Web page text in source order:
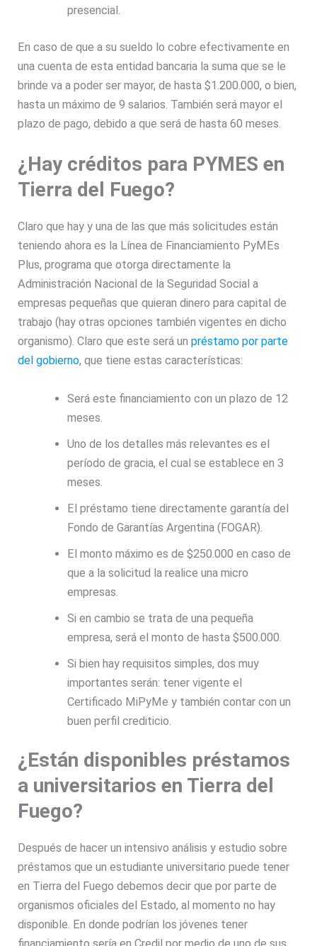
presencial.
En caso de que a su sueldo lo cobre efectivamente en
una cuenta de esta entidad bancaria la suma que se le
brinde va a poder ser mayor, de hasta $1.200.000, o bien,
hasta un máximo de 9 salarios. También será mayor el
plazo de pago, debido a que será de hasta 60 meses.
¿Hay créditos para PYMES en
Tierra del Fuego?
Claro que hay y una de las que más solicitudes están
teniendo ahora es la Línea de Financiamiento PyMEs
Plus, programa que otorga directamente la
Administración Nacional de la Seguridad Social a
empresas pequeñas que quieran dinero para capital de
trabajo (hay otras opciones también vigentes en dicho
organismo). Claro que este será unpréstamo por parte
del gobierno, que tiene estas características:
Será este financiamiento con un plazo de 12
meses.
Uno de los detalles más relevantes es el
período de gracia, el cual se establece en 3
meses.
El préstamo tiene directamente garantía del
Fondo de Garantías Argentina (FOGAR).
El monto máximo es de $250.000 en caso de
que a la solicitud la realice una micro
empresas.
Si en cambio se trata de una pequeña
empresa, será el monto de hasta $500.000.
Si bien hay requisitos simples, dos muy
importantes serán: tener vigente el
Certificado MiPyMe y también contar con un
buen perfil crediticio.
¿Están disponibles préstamos
a universitarios en Tierra del
Fuego?
Después de hacer un intensivo análisis y estudio sobre
préstamos que un estudiante universitario puede tener
en Tierra del Fuego debemos decir que por parte de
organismos oficiales del Estado, al momento no hay
disponible. En donde podrían los jóvenes tener